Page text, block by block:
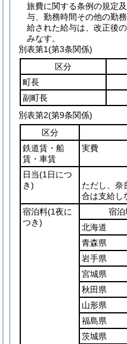
旅費に関する条例の規定
与、勤務時間その他の勤
給された給与は、改正後
みなす。
別表第1(第3条関係)
区分
町長
副町長
別表第2(第9条関係)
区分
鉄道賃・船
賃・車賃
実費
日当(1日につ
き)
ただし、奈
合は支給し
宿泊料(1夜に
つき)
宿泊
北海道
青森県
岩手県
宮城県
秋田県
山形県
福島県
茨城県